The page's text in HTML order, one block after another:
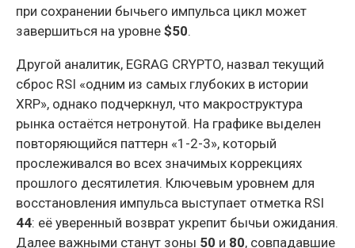
при сохранении бычьего импульса цикл может
завершиться на уровне $50.
Другой аналитик, EGRAG CRYPTO, назвал текущий
сброс RSI «одним из самых глубоких в истории
XRP», однако подчеркнул, что макроструктура
рынка остаётся нетронутой. На графике выделен
повторяющийся паттерн «1-2-3», который
прослеживался во всех значимых коррекциях
прошлого десятилетия. Ключевым уровнем для
восстановления импульса выступает отметка RSI
44: её уверенный возврат укрепит бычьи ожидания.
Далее важными станут зоны 50 и 80, совпадавшие